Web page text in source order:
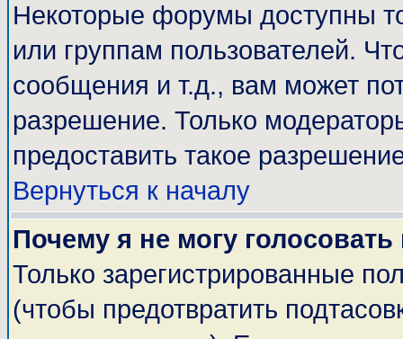
Некоторые форумы доступны
или группам пользователей.
сообщения и т.д., вам может
разрешение. Только
предоставить такое
Вернуться к началу
Почему я не могу
Только зарегистрированные
(чтобы предотвратить